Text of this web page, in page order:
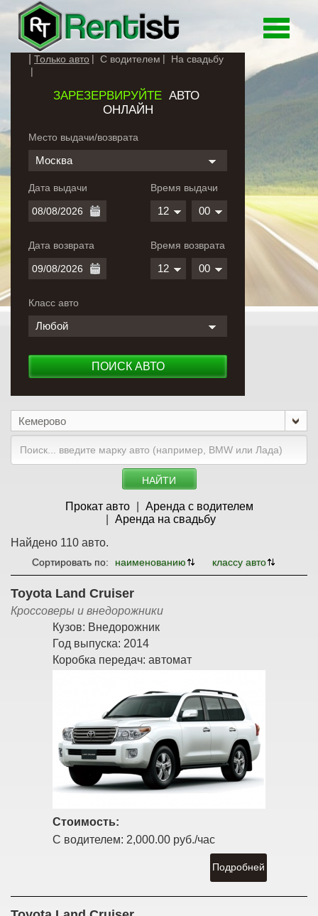
Toggle
Только авто С водителем На свадьбу
ЗАРЕЗЕРВИРУЙТЕАВТО
ОНЛАЙН
Место выдачи/возврата
Москва
Дата выдачи
Дата возврата
Время выдачи
12 00
Время возврата
12 00
Класс авто
Любой
ПОИСК АВТО
Кемерово
НАЙТИ
Прокат авто
Аренда с водителем
Аренда на свадьбу
Найдено 110 авто.
Сортировать по: наименованию классу авто
Toyota Land Cruiser
Кроссоверы и внедорожники
Кузов: Внедорожник
Год выпуска: 2014
Коробка передач: автомат
Стоимость:
С водителем: 2,000.00 руб./час
Подробней